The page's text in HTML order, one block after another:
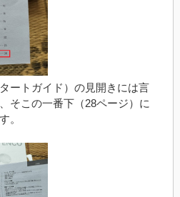
ートガイド）の見開きには言
そこの一番下（28ページ）に
。